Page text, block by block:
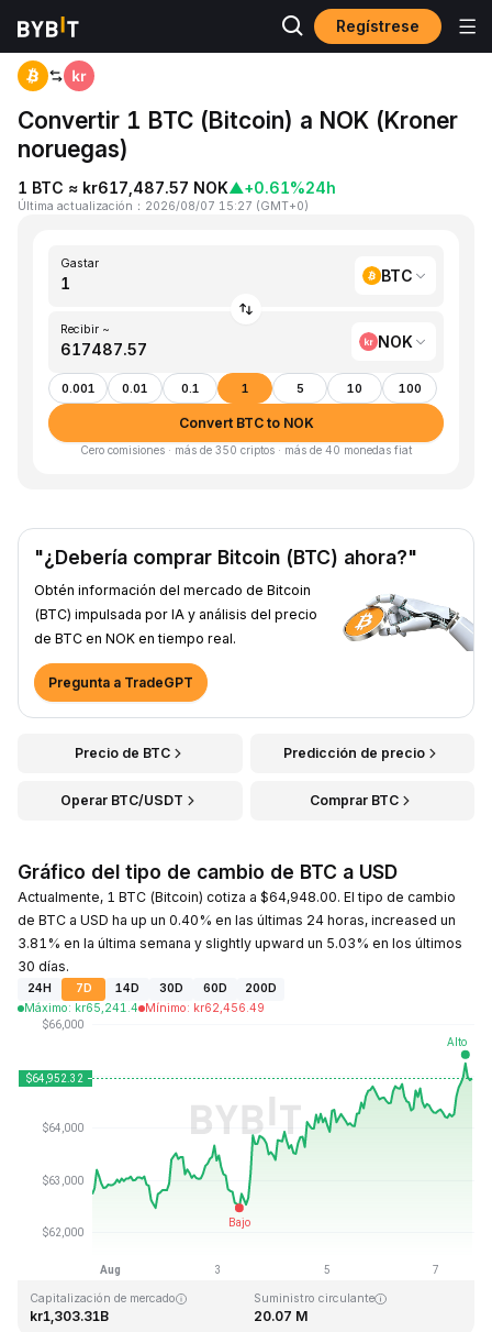
Regístrese
Inicio BTC to NOK
Convertir 1 BTC (Bitcoin) a NOK (Kroner
noruegas)
1 BTC ≈ kr617,487.57 NOK▲+0.61%24h
Última actualización ： 2026/08/07 15:27 (GMT+0)
Gastar
BTC
Recibir ~
NOK
0.001 0.01 0.1 1 5 10 100
Convert BTC to NOK
Cero comisiones · más de 350 criptos · más de 40 monedas fiat
"¿Debería comprar Bitcoin (BTC) ahora?"
Obtén información del mercado de Bitcoin
(BTC) impulsada por IA y análisis del precio
de BTC en NOK en tiempo real.
Pregunta a TradeGPT
Precio de BTC Predicción de precio
Operar BTC/USDT Comprar BTC
Gráfico del tipo de cambio de BTC a USD
Actualmente, 1 BTC (Bitcoin) cotiza a $64,948.00. El tipo de cambio
de BTC a USD ha up un 0.40% en las últimas 24 horas, increased un
3.81% en la última semana y slightly upward un 5.03% en los últimos
30 días.
24H 7D 14D 30D 60D
200D
Máximo: kr65,241.4 Mínimo: kr62,456.49
Última actualización: 2026-08-07, 15:27 GMT+0
kr126,080.00
Capitalización de mercado
kr1,303.31B
Suministro circulante
20.07 M